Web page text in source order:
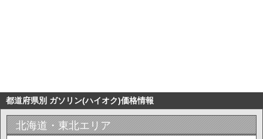
都道府県別 ガソリン(ハイオク)価格情報
北海道・東北エリア